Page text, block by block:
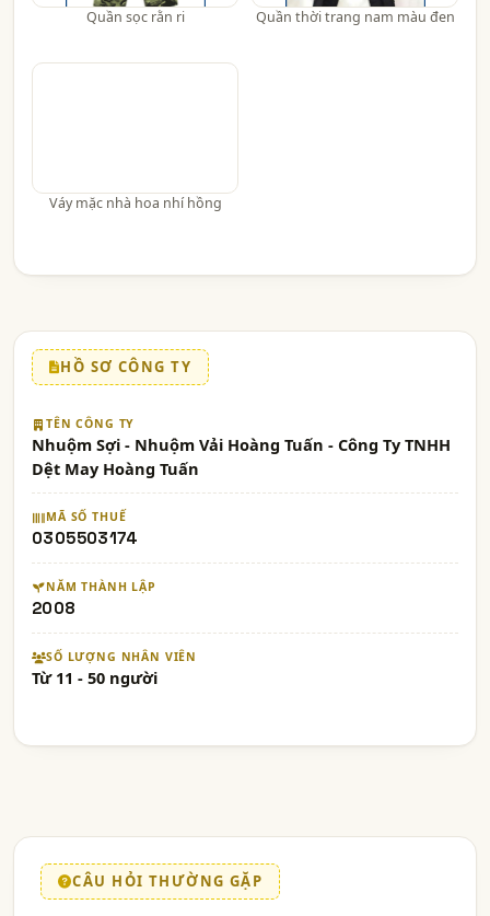
Quần sọc rằn ri Quần thời trang nam màu đen
Váy mặc nhà hoa nhí hồng
HỒ SƠ CÔNG TY
TÊN CÔNG TY
Nhuộm Sợi - Nhuộm Vải Hoàng Tuấn - Công Ty TNHH
Dệt May Hoàng Tuấn
MÃ SỐ THUẾ
0305503174
NĂM THÀNH LẬP
2008
SỐ LƯỢNG NHÂN VIÊN
Từ 11 - 50 người
CÂU HỎI THƯỜNG GẶP